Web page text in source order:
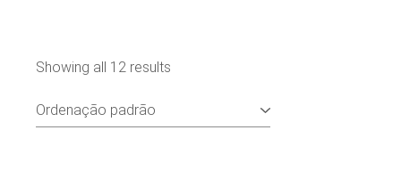
Showing all 12 results